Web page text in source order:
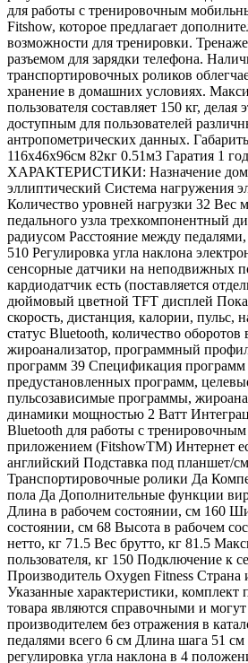
для работы с тренировочным
Fitshow, которое предлагает
возможности для тренировки.
разъемом для зарядки телефона.
транспортировочных роликов
хранение в домашних условиях.
пользователя составляет 150 кг, делая
доступным для пользователей
антропометрических данных.
116х46х96см 82кг 0.51м3 Гаратия 1
ХАРАКТЕРИСТИКИ: Назначение
эллиптический Система нагружения
Количество уровней нагрузки 32 Вес
педального узла трехкомпонентный
радиусом Расстояние между
510 Регулировка угла наклона
сенсорные датчики на неподвижных
кардиодатчик есть (поставляется
дюймовый цветной TFT дисплей
скорость, дистанция, калории, пульс,
статус Bluetooth, количество оборотов
жироанализатор, программный
программ 39 Спецификация
предустановленных программ,
пульсозависимые программы,
динамики мощностью 2 Ватт
Bluetooth для работы с
приложением (FitshowTM) Интернет
английский Подставка под планшет/
Транспортировочные ролики Да
пола Да Дополнительные функции
Длина в рабочем состоянии, см 160
состоянии, см 68 Высота в рабочем
нетто, кг 71.5 Вес брутто, кг 81.5
пользователя, кг 150 Подключение к
Производитель Oxygen Fitness
Указанные характеристики,
товара являются справочными и
производителем без отражения в
педалями всего 6 см Длина шага 51
регулировка угла наклона в 4